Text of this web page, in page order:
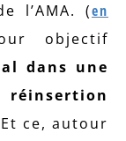
l’AMA. (en
objectif
dans une
réinsertion
ce, autour